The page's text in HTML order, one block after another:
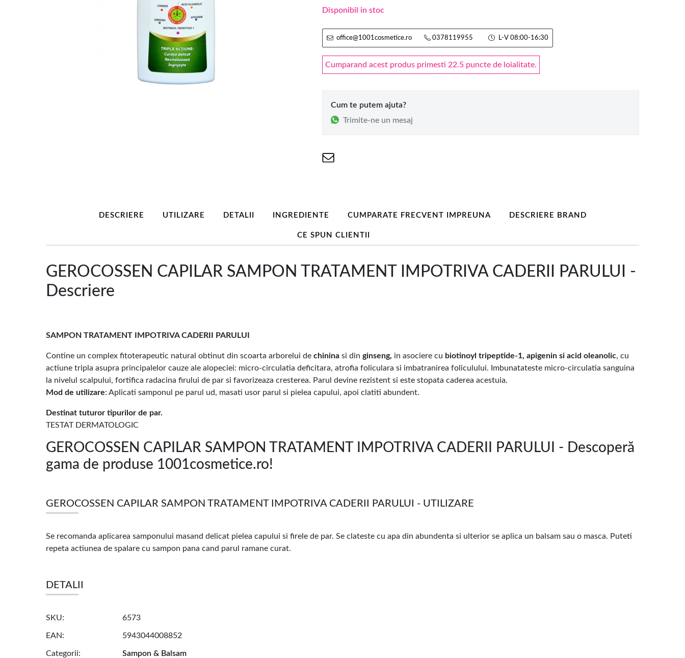
Disponibil in stoc
office@1001cosmetice.ro 0378119955 L-V 08:00-16:30
Cumparand acest produs primesti 22.5 puncte de loialitate.
Cum te putem ajuta?
Trimite-ne un mesaj
DESCRIERE UTILIZARE DETALII INGREDIENTE CUMPARATE FRECVENT IMPREUNA DESCRIERE BRAND
CE SPUN CLIENTII
GEROCOSSEN CAPILAR SAMPON TRATAMENT IMPOTRIVA CADERII PARULUI -
Descriere
SAMPON TRATAMENT IMPOTRIVA CADERII PARULUI
Contine un complex fitoterapeutic natural obtinut din scoarta arborelui de chinina si din ginseng, in asociere cu biotinoyl tripeptide-1, apigenin si acid oleanolic, cu
actiune tripla asupra principalelor cauze ale alopeciei: micro-circulatia deficitara, atrofia foliculara si imbatranirea foliculului. Imbunatateste micro-circulatia sanguina
la nivelul scalpului, fortifica radacina firului de par si favorizeaza cresterea. Parul devine rezistent si este stopata caderea acestuia.
Mod de utilizare: Aplicati samponul pe parul ud, masati usor parul si pielea capului, apoi clatiti abundent.
Destinat tuturor tipurilor de par.
TESTAT DERMATOLOGIC
GEROCOSSEN CAPILAR SAMPON TRATAMENT IMPOTRIVA CADERII PARULUI - Descoperă
gama de produse 1001cosmetice.ro!
GEROCOSSEN CAPILAR SAMPON TRATAMENT IMPOTRIVA CADERII PARULUI - UTILIZARE
Se recomanda aplicarea samponului masand delicat pielea capului si firele de par. Se clateste cu apa din abundenta si ulterior se aplica un balsam sau o masca. Puteti
repeta actiunea de spalare cu sampon pana cand parul ramane curat.
DETALII
SKU 6573
EAN 5943044008852
Categorii Sampon & Balsam